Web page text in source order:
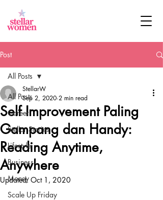
Post
All Posts
Career
Stellar Stories
Lifestyle
Business
Money
Scale Up Friday
All Posts
Self Improvement Paling
Gampang dan Handy:
Reading Anytime,
Anywhere
StellarW
Sep 2, 2020 2 min read
Updated:Oct 1, 2020